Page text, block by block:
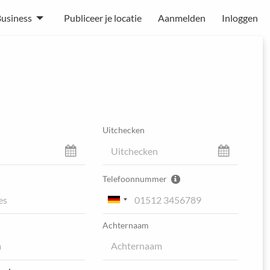
Publiceer je locatie Aanmelden Inloggen
Uitchecken
Telefoonnummer
Achternaam